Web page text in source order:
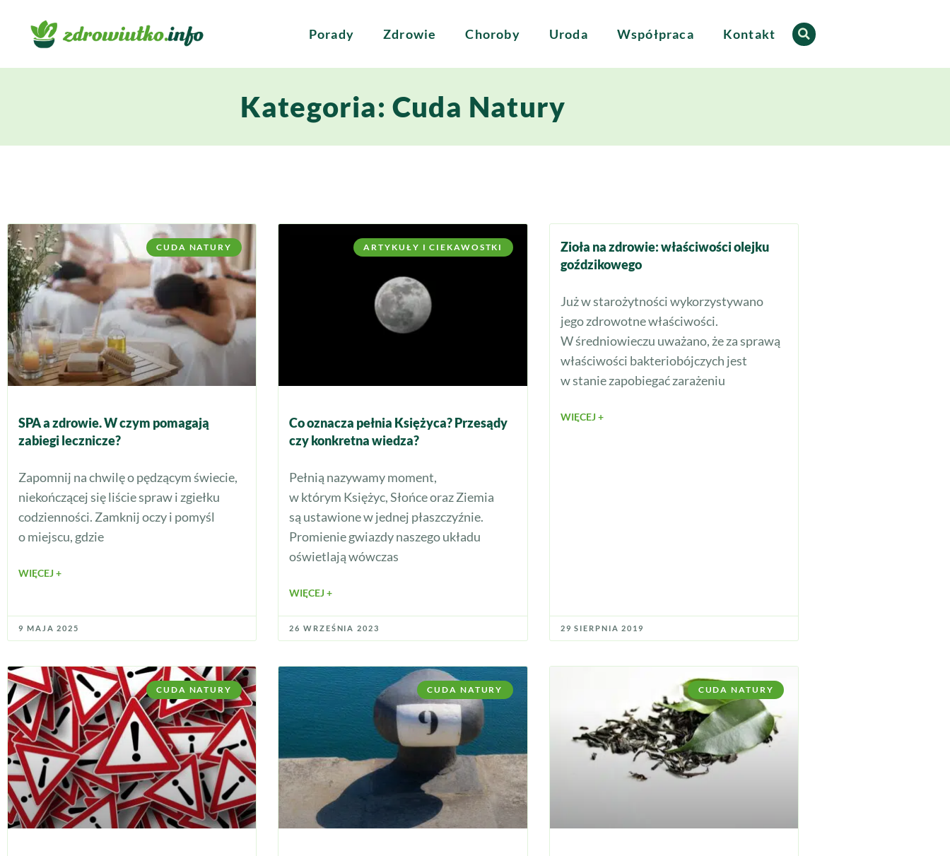
Porady Zdrowie Choroby Uroda Współpraca Kontakt
Kategoria: Cuda Natury
CUDA NATURY
SPA a zdrowie. W czym pomagają
zabiegi lecznicze?
Zapomnij na chwilę o pędzącym świecie,
niekończącej się liście spraw i zgiełku
codzienności. Zamknij oczy i pomyśl
o miejscu, gdzie
WIĘCEJ +
9 MAJA 2025
ARTYKUŁY I CIEKAWOSTKI
Co oznacza pełnia Księżyca? Przesądy
czy konkretna wiedza?
Pełnią nazywamy moment,
w którym Księżyc, Słońce oraz Ziemia
są ustawione w jednej płaszczyźnie.
Promienie gwiazdy naszego układu
oświetlają wówczas
WIĘCEJ +
26 WRZEŚNIA 2023
Zioła na zdrowie: właściwości olejku
goździkowego
Już w starożytności wykorzystywano
jego zdrowotne właściwości.
W średniowieczu uważano, że za sprawą
właściwości bakteriobójczych jest
w stanie zapobiegać zarażeniu
WIĘCEJ +
29 SIERPNIA 2019
CUDA NATURY CUDA NATURY CUDA NATURY